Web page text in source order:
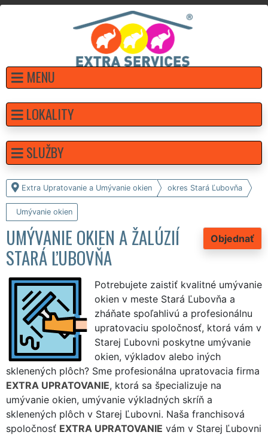
MENU
Extra Upratovanie a Umývanie okien okres Stará Ľubovňa
Umývanie okien
Objednať
UMÝVANIE OKIEN A ŽALÚZIÍ
STARÁ ĽUBOVŇA
Potrebujete zaistiť kvalitné umývanie
okien v meste Stará Ľubovňa a
zháňate spoľahlivú a profesionálnu
upratovaciu spoločnosť, ktorá vám v
Starej Ľubovni poskytne umývanie
okien, výkladov alebo iných
sklenených plôch? Sme profesionálna upratovacia firma
EXTRA UPRATOVANIE, ktorá sa špecializuje na
umývanie okien, umývanie výkladných skríň a
sklenených plôch v Starej Ľubovni. Naša franchisová
spoločnosť EXTRA UPRATOVANIE vám v Starej Ľubovni
LOKALITY
SLUŽBY